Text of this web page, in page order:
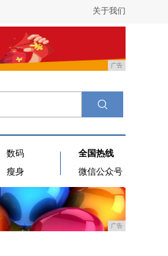
关于我们
广告
数码
瘦身
全国热线
微信公众号
广告